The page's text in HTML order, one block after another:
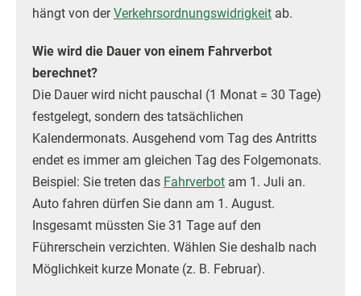
hängt von derVerkehrsordnungswidrigkeit ab.
Wie wird die Dauer von einem Fahrverbot
berechnet?
Die Dauer wird nicht pauschal (1 Monat = 30 Tage)
festgelegt, sondern des tatsächlichen
Kalendermonats. Ausgehend vom Tag des Antritts
endet es immer am gleichen Tag des Folgemonats.
Beispiel: Sie treten das Fahrverbot am 1. Juli an.
Auto fahren dürfen Sie dann am 1. August.
Insgesamt müssten Sie 31 Tage auf den
Führerschein verzichten. Wählen Sie deshalb nach
Möglichkeit kurze Monate (z. B. Februar).